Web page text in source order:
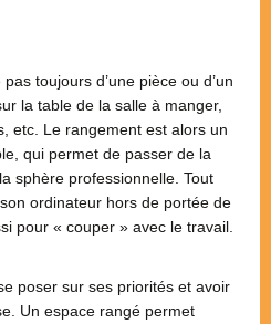
toujours d’une pièce ou d’un
la table de la salle à manger,
etc. Le rangement est alors un
qui permet de passer de la
sphère professionnelle. Tout
ordinateur hors de portée de
pour « couper » avec le travail.
poser sur ses priorités et avoir
Un espace rangé permet